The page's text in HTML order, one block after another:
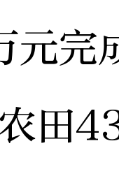
元完
田